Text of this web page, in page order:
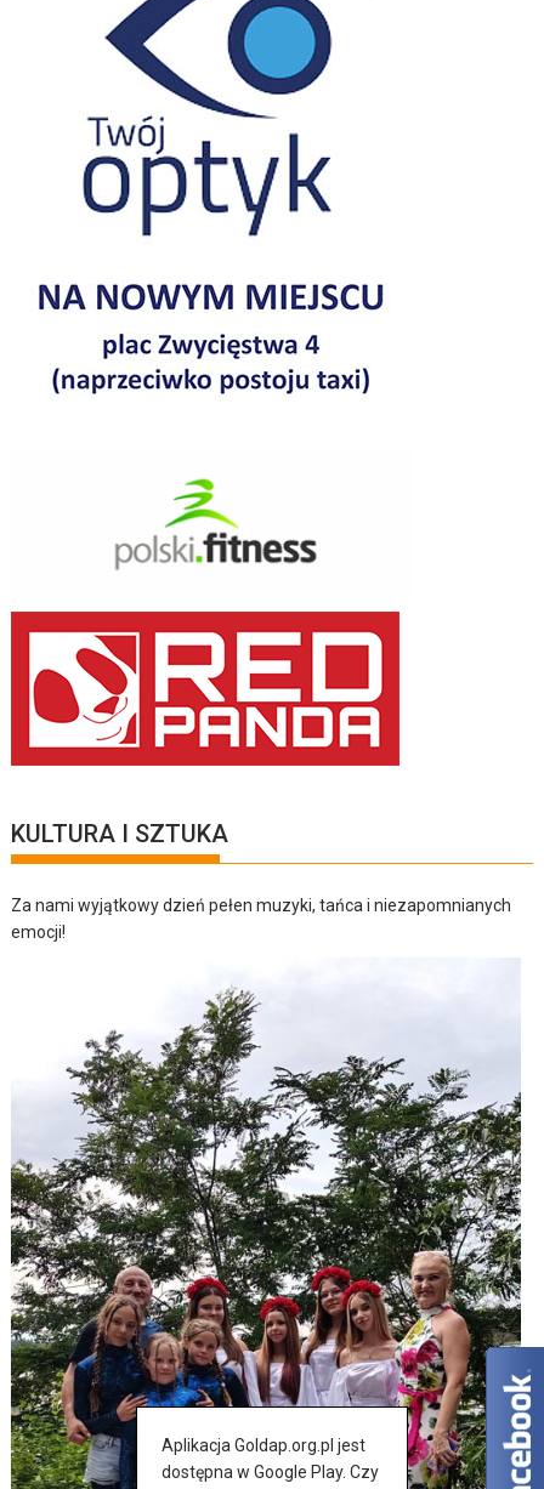
KULTURA I SZTUKA
Za nami wyjątkowy dzień pełen muzyki, tańca i niezapomnianych
emocji!
Aplikacja Goldap.org.pl jest
dostępna w Google Play. Czy